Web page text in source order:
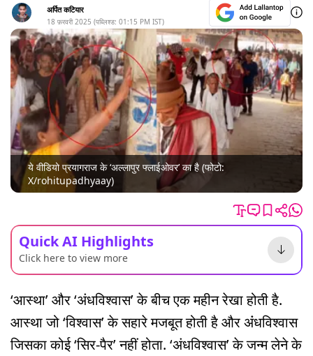
अर्पित कटियार
18 फ़रवरी 2025 (पब्लिश्ड: 01:15 PM IST)
ये वीडियो प्रयागराज के ‘अल्लापुर फ्लाईओवर’ का है (फोटो:
X/rohitupadhyaay)
Quick AI Highlights
Click here to view more
‘आस्था’ और ‘अंधविश्वास’ के बीच एक महीन रेखा होती है.
आस्था जो ‘विश्वास’ के सहारे मजबूत होती है और अंंधविश्वास
जिसका कोई ‘सिर-पैर’ नहीं होता. ‘अंधविश्वास’ के जन्म लेने के